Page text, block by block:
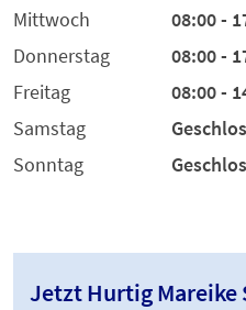
Mittwoch
08:00 -
Donnerstag
08:00 -
Freitag
08:00 -
Samstag
Sonntag
Jetzt Hurtig Mareike